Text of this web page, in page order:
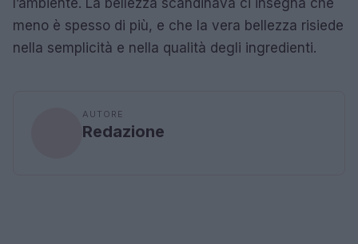
meno è spesso di più, e che la vera bellezza risiede
nella semplicità e nella qualità degli ingredienti.
AUTORE
Redazione